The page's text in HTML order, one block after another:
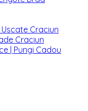
Craciun
Craciun
| Pungi Cadou